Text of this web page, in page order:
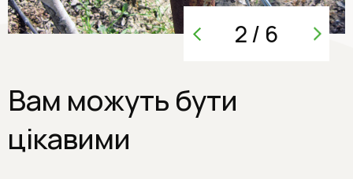
2/ 6
Вам можуть бути
цікавими